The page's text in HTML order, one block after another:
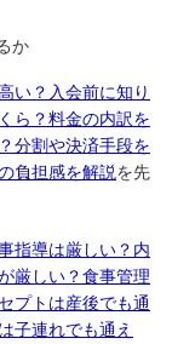
か
い？入会前に知り
ら？料金の内訳を
分割や決済手段を
負担感を解説を先
指導は厳しい？内
厳しい？食事管理
プトは産後でも通
子連れでも通え